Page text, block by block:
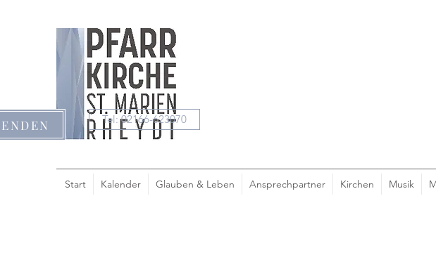
Tel: 02166-623070
Start Kalender Glauben & Leben Ansprechpartner Kirchen Musik